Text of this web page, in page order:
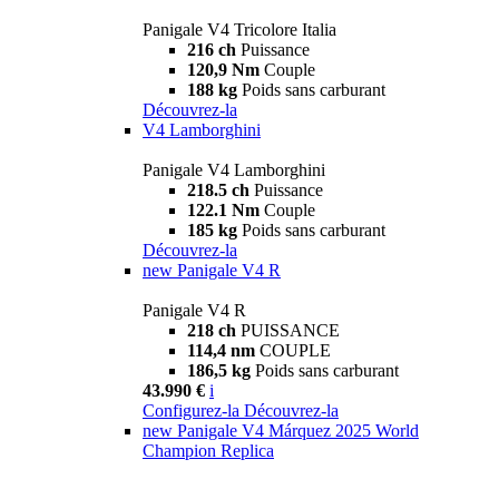
Panigale V4 Tricolore Italia
216 ch Puissance
120,9 Nm Couple
188 kg Poids sans carburant
Découvrez-la
V4 Lamborghini
Panigale V4 Lamborghini
218.5 ch Puissance
122.1 Nm Couple
185 kg Poids sans carburant
Découvrez-la
new Panigale V4 R
Panigale V4 R
218 ch PUISSANCE
114,4 nm COUPLE
186,5 kg Poids sans carburant
43.990 € i
Configurez-la Découvrez-la
new Panigale V4 Márquez 2025 World
Champion Replica